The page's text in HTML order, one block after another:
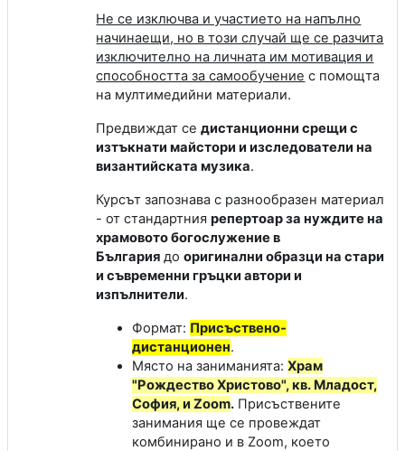
Не се изключва и участието на напълно
начинаещи, но в този случай ще се разчита
изключително на личната им мотивация и
способността за самообучение с помощта
на мултимедийни материали.
Предвиждат седистанционни срещи с
изтъкнати майстори и изследователи на
византийската музика.
Курсът запознава с разнообразен материал
- от стандартниярепертоар за нуждите на
храмовото богослужение в
България дооригинални образци на стари
и съвременни гръцки автори и
изпълнители.
Формат: Присъствено-
дистанционен.
Място на заниманията:Храм
"Рождество Христово", кв. Младост,
София, и Zoom. Присъствените
занимания ще се провеждат
комбинирано и в Zoom, което